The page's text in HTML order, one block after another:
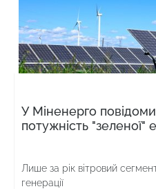
У Міненерго
потужність "зеленої"
Лише за рік вітровий
генерації